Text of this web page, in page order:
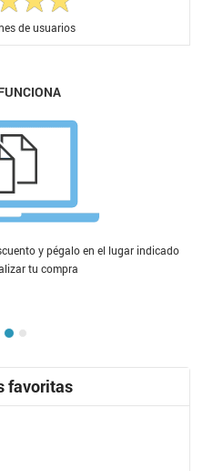
de usuarios
y pégalo en el lugar indicado
tu compra
favoritas